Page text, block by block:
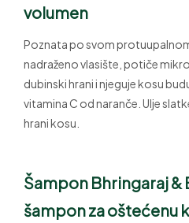
volumen
Poznata po svom
nadraženo vlasište, potiče
dubinski hrani i njeguje kosu
vitamina C od naranče. Ulje
hrani kosu.
Šampon Bhringaraj &
šampon za oštećenu